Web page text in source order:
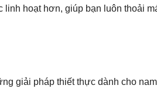
hoạt hơn, giúp bạn luôn thoải
giải pháp thiết thực dành cho